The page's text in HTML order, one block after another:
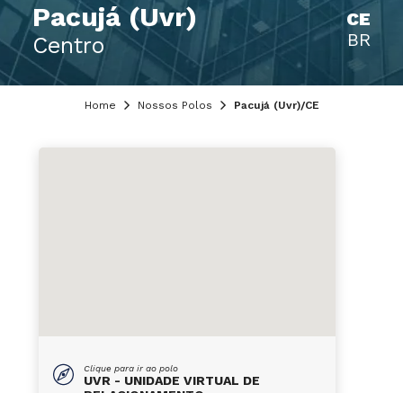
Pacujá (Uvr)
Centro
CE
BR
Home Nossos Polos Pacujá (Uvr)/CE
Clique para ir ao polo
UVR - UNIDADE VIRTUAL DE